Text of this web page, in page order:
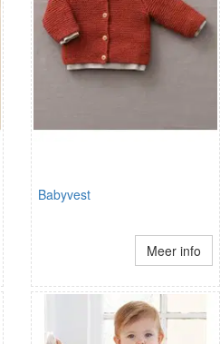
Babyvest
Meer info